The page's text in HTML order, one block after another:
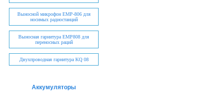
Выносной микрофон EMP-806 для
носимых радиостанций
Выносная гарнитура EMP808 для
переносных раций
Двухпроводная гарнитура KQ 08
Аккумуляторы